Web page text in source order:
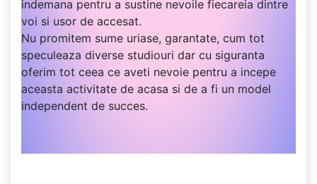
indemana pentru a sustine nevoile fiecareia dintre
voi si usor de accesat.
Nu promitem sume uriase, garantate, cum tot
speculeaza diverse studiouri dar cu siguranta
oferim tot ceea ce aveti nevoie pentru a incepe
aceasta activitate de acasa si de a fi un model
independent de succes.